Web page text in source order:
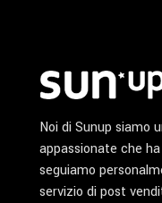
Noi di Sunup siamo
appassionate che
seguiamo
servizio di post